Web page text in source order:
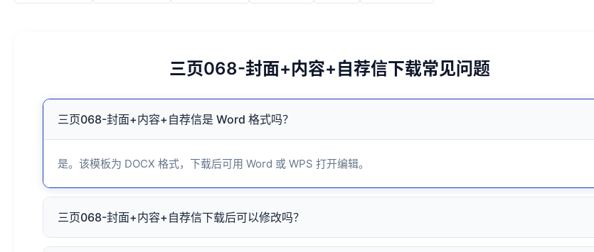
三页068-封面+内容+自荐信下载常见问题
三页068-封面+内容+自荐信是 Word 格式吗？
是。该模板为 DOCX 格式，下载后可用 Word 或 WPS 打开编辑。
三页068-封面+内容+自荐信下载后可以修改吗？